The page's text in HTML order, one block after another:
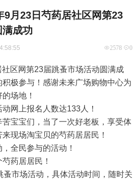
9月23日芍药居社区网第23
成功
2578 0
区网第23届跳蚤市场活动圆满成
极参与！感谢未来广场购物中心为
场地！
网上报名人数达133人！
宝宝们，当了一次好老板，享受体
现场淘宝贝的芍药居居民！
全民参与的活动！
药居居民！
蚤市场活动，具体活动时间，随时关